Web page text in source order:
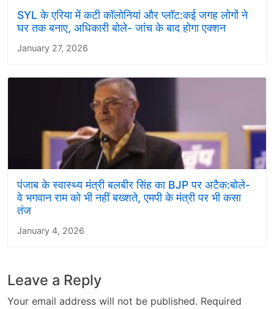
SYL के एरिया में कटी कॉलोनियां और प्लॉट:कई जगह लोगों ने
घर तक बनाए, अधिकारी बोले- जांच के बाद होगा एक्शन
January 27, 2026
पंजाब के स्वास्थ्य मंत्री बलबीर सिंह का BJP पर अटैक:बोले-
वे भगवान राम को भी नहीं बख्शते, एमपी के मंत्री पर भी कसा
तंज
January 4, 2026
Leave a Reply
Your email address will not be published. Required